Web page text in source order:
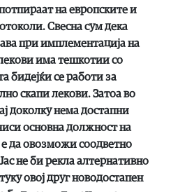
на европските и
Свесна сум дека
при имплементација на
има тешкотии со
бидејќи се работи за
скапи лекови. Затоа во
доколку нема достапни
основна должност на
да овозможи соодветно
не би рекла алтернативно
овој друг новодостапен